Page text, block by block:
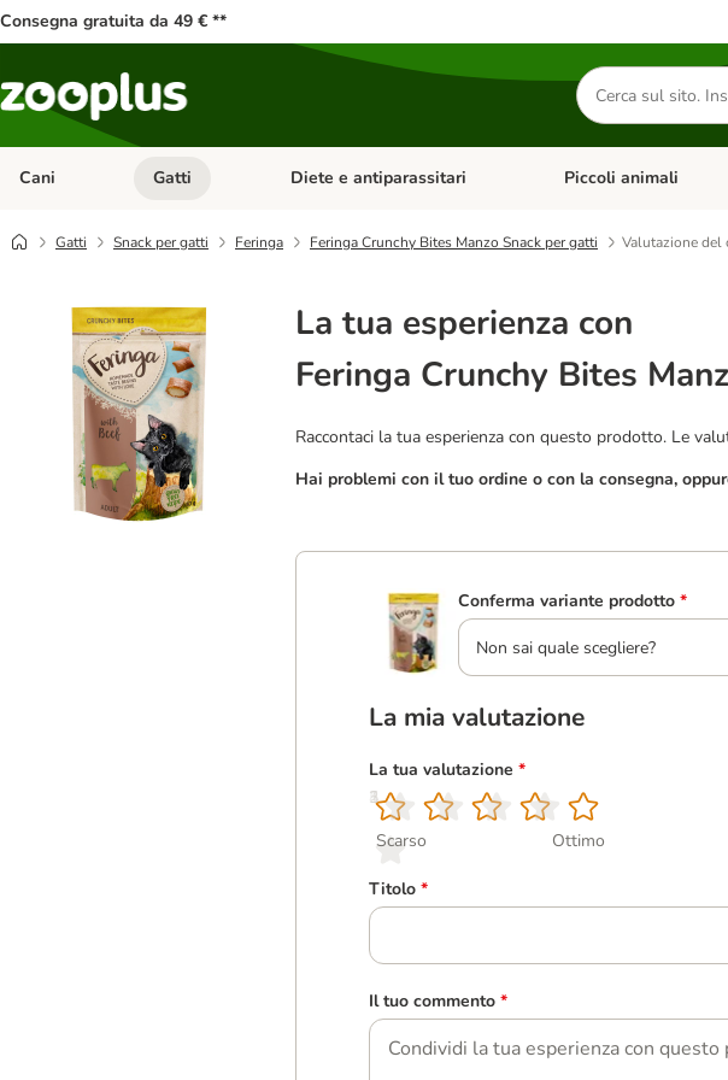
Consegna gratuita da 49 € **
Cerca
prodotti
Cani Apri Menu Categoria: Cani
Gatti Apri Menu Categoria: Gatti
Diete e antiparassitari Apri Menu Categoria:
Piccoli animali
Gatti Snack per gatti Feringa Feringa Crunchy Bites Manzo Snack per gatti Valutazione del
La tua esperienza con
Feringa Crunchy Bites
Raccontaci la tua esperienza con questo prodotto. Le
Hai problemi con il tuo ordine o con la consegna,
Conferma variante prodotto *
Non sai quale scegliere?
La mia valutazione
La tua valutazione *
1
Scarso
2
3
4
5
Ottimo
Titolo *
Il tuo commento *